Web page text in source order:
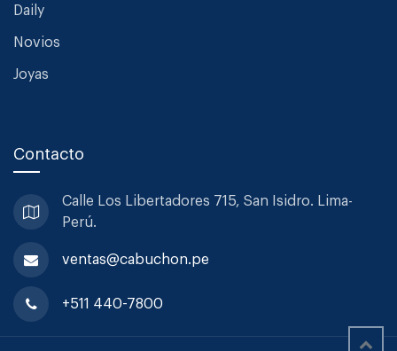
Daily
Novios
Joyas
Contacto
Calle Los Libertadores 715, San Isidro. Lima-
Perú.
ventas@cabuchon.pe
+511 440-7800